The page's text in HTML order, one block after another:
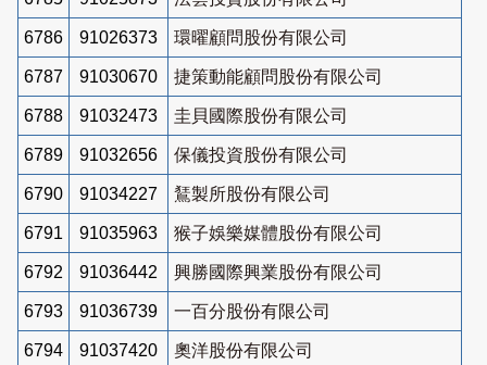
6786 91026373 環曜顧問股份有限公司
6787 91030670 捷策動能顧問股份有限公司
6788 91032473 圭貝國際股份有限公司
6789 91032656 保儀投資股份有限公司
6790 91034227 鵟製所股份有限公司
6791 91035963 猴子娛樂媒體股份有限公司
6792 91036442 興勝國際興業股份有限公司
6793 91036739 一百分股份有限公司
6794 91037420 奧洋股份有限公司